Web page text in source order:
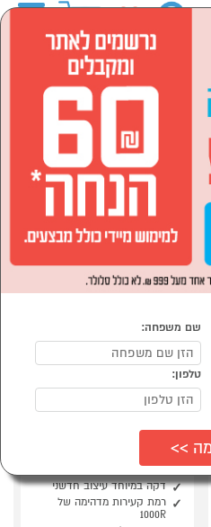
אביזרים וציוד היקפי מסכי מחשב
סמן להשוואה
S32CG552EM
דקה במיוחד עיצוב חדשני
רמת קעירות מדהימה של
1000R
שם משפחה:
טלפון: